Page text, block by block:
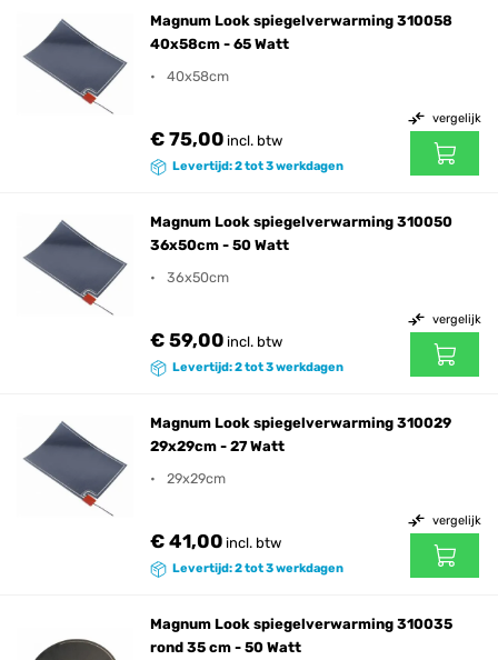
Magnum Look spiegelverwarming 310058
40x58cm - 65 Watt
40x58cm
€ 75,00 incl. btw
Levertijd: 2 tot 3 werkdagen
vergelijk
Magnum Look spiegelverwarming 310050
36x50cm - 50 Watt
36x50cm
€ 59,00 incl. btw
Levertijd: 2 tot 3 werkdagen
vergelijk
Magnum Look spiegelverwarming 310029
29x29cm - 27 Watt
29x29cm
€ 41,00 incl. btw
Levertijd: 2 tot 3 werkdagen
vergelijk
Magnum Look spiegelverwarming 310035
rond 35 cm - 50 Watt